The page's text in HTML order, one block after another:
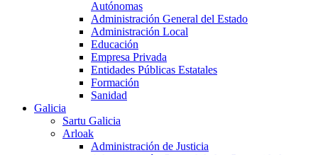
Autónomas
Administración General del Estado
Administración Local
Educación
Empresa Privada
Entidades Públicas Estatales
Formación
Sanidad
Galicia
Sartu Galicia
Arloak
Administración de Justicia